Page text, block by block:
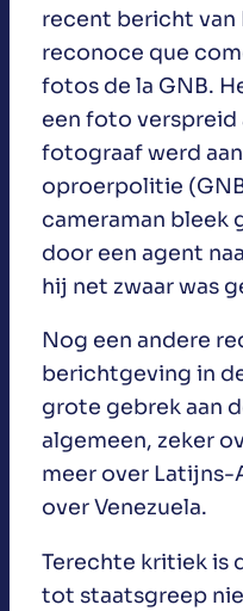
recent bericht van
reconoce que
fotos de la GNB.
een foto verspreid
fotograaf werd
oproerpolitie
cameraman bleek
door een agent
hij net zwaar was
Nog een andere
berichtgeving in
grote gebrek aan
algemeen, zeker
meer over Latijns-
over Venezuela.
Terechte kritiek is
tot staatsgreep